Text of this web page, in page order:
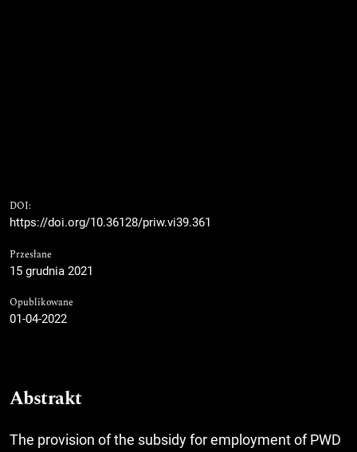
DOI:
https://doi.org/10.36128/priw.vi39.361
Przesłane
15 grudnia 2021
Opublikowane
01-04-2022
Abstrakt
The provision of the subsidy for employment of PWD